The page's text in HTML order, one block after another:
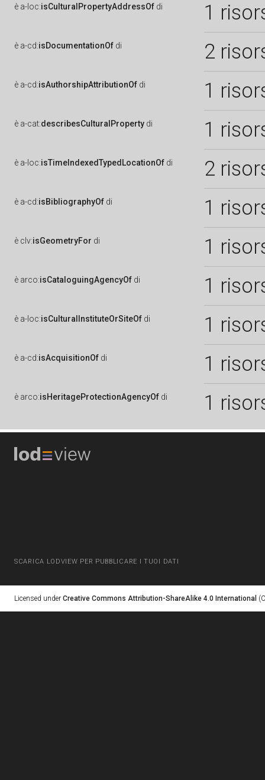
è a-loc:isCulturalPropertyAddressOf di 1
è a-cd:isDocumentationOf di 2
è a-cd:isAuthorshipAttributionOf di 1
è a-cat:describesCulturalProperty di 1
è a-loc:isTimeIndexedTypedLocationOf di 2
è a-cd:isBibliographyOf di 1
è clv:isGeometryFor di 1
è arco:isCataloguingAgencyOf di 1
è a-loc:isCulturalInstituteOrSiteOf di 1
è a-cd:isAcquisitionOf di 1
è arco:isHeritageProtectionAgencyOf di 1
SCARICA LODVIEW PER PUBBLICARE I TUOI DATI
Licensed under Creative Commons Attribution-ShareAlike 4.0 International